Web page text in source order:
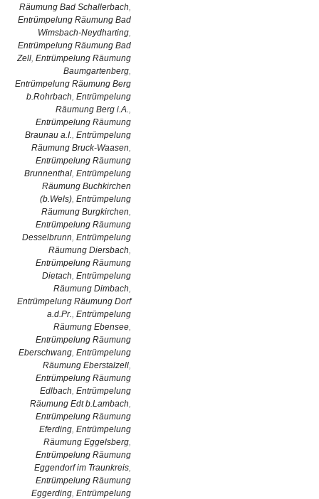
Räumung Bad Schallerbach,
Entrümpelung Räumung Bad
Wimsbach-Neydharting,
Entrümpelung Räumung Bad
Zell, Entrümpelung Räumung
Baumgartenberg,
Entrümpelung Räumung Berg
b.Rohrbach, Entrümpelung
Räumung Berg i.A.,
Entrümpelung Räumung
Braunau a.I., Entrümpelung
Räumung Bruck-Waasen,
Entrümpelung Räumung
Brunnenthal, Entrümpelung
Räumung Buchkirchen
(b.Wels), Entrümpelung
Räumung Burgkirchen,
Entrümpelung Räumung
Desselbrunn, Entrümpelung
Räumung Diersbach,
Entrümpelung Räumung
Dietach, Entrümpelung
Räumung Dimbach,
Entrümpelung Räumung Dorf
a.d.Pr., Entrümpelung
Räumung Ebensee,
Entrümpelung Räumung
Eberschwang, Entrümpelung
Räumung Eberstalzell,
Entrümpelung Räumung
Edlbach, Entrümpelung
Räumung Edt b.Lambach,
Entrümpelung Räumung
Eferding, Entrümpelung
Räumung Eggelsberg,
Entrümpelung Räumung
Eggendorf im Traunkreis,
Entrümpelung Räumung
Eggerding, Entrümpelung